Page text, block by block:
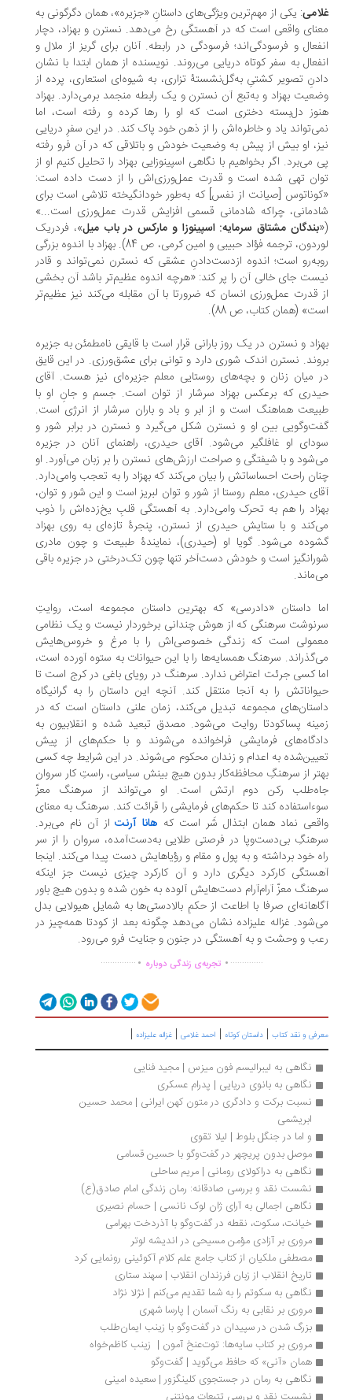
: یکی از مهم‌ترین ویژگی‌های داستانِ «جزیره»، همان دگرگونی به
واقعی است که در آهستگی رخ می‌دهد. نسترن و بهزاد، دچار
و فرسودگی‌‌اند؛ فرسودگی در رابطه. آنان برای گریز از ملال و
به سفر کوتاه دریایی می‌روند. نویسنده از همان ابتدا با نشان
تصویر کشتیِ به‌گل‌نشستۀ تزاری، به شیوه‌ای استعاری، پرده از
بهزاد و به‌تبع آن نسترن و یک رابطه منجمد برمی‌دارد. بهزاد
دل‌بسته دختری است که او را رها کرده و رفته است، اما
یاد و خاطره‌اش را از ذهن خود پاک کند. در این سفرِ دریایی
او بیش از پیش به وضعیت خودش و باتلاقی که در آن فرو رفته
می‌برد. اگر بخواهیم با نگاهی اسپینوزایی بهزاد را تحلیل کنیم او از
تهی شده است و قدرت عمل‌ورزی‌اش را از دست داده است:
[صیانت از نفس] که به‌طور خودانگیخته تلاشی است برای
چراکه شادمانی قسمی افزایش قدرت عمل‌ورزی است...»
بندگان مشتاق سرمایه: اسپینوزا و مارکس در باب میل»، فردریک
لوردون، ترجمه فؤاد حبیبی و امین کرمی، ص 84). بهزاد با اندوه بزرگی
است؛ اندوه از‌دست‌دادنِ عشقی که نسترن نمی‌تواند و قادر
جای خالی آن را پر کند: «هرچه اندوه عظیم‌تر باشد آن بخشی
قدرت عمل‌ورزی انسان که ضرورتا با آن مقابله می‌کند نیز عظیم‌تر
(همان کتاب، ص 88).
و نسترن در یک روز بارانی قرار است با قایقی نامطمئن به جزیره
نسترن اندک شوری دارد و توانی برای عشق‌ورزی. در این قایق
میان زنان و بچه‌های روستایی معلم جزیره‌ای نیز هست. آقای
که برعکس بهزاد سرشار از توان است. جسم و جانِ او با
هماهنگ است و از ابر و باد و باران سرشار از انرژی است.
بین او و نسترن شکل می‌گیرد و نسترن در برابر شور و
او غافلگیر می‌شود. آقای حیدری، راهنمای آنان در جزیره
و با شیفتگی و صراحت ارز‌ش‌های نسترن را بر زبان می‌آورد. او
راحت احساساتش را بیان می‌کند که بهزاد را به تعجب وامی‌دارد.
حیدری، معلم روستا از شور و توان لبریز است و این شور و توان،
را هم به تحرک وامی‌‌دارد. به آهستگی قلبِ یخ‌زده‌اش را ذوب
و با ستایش حیدری از نسترن، پنجرۀ تازه‌ای به روی بهزاد
می‌شود. گویا او (حیدری)، نمایندۀ طبیعت و چون مادری
است و خودش دست‌آخر تنها چون تک‌درختی در جزیره باقی
داستان «دادرسی» که بهترین داستان مجموعه است، روایتِ
سرهنگی که از هوش چندانی برخوردار نیست و یک نظامی
است که زندگی خصوصی‌اش را با مرغ و خروس‌هایش
سرهنگ همسایه‌ها را با این حیوانات به ستوه آورده است،
کسی جرئت اعتراض ندارد. سرهنگ در رویای باغی در کرج است تا
را به آنجا منتقل کند. آنچه این داستان را به گرانیگاه
مجموعه تبدیل می‌کند، زمان علنی داستان است که در
پساکودتا روایت می‌شود. مصدق تبعید شده و انقلابیون به
فرمایشی فراخوانده می‌شوند و با حکم‌های از پیش
به اعدام و زندان محکوم می‌شوند. در این شرایط چه کسی
از سرهنگِ محافظه‌کار بدون هیچ بینش سیاسی، راستِ کار سروان
رکن دوم ارتش است. او می‌تواند از سرهنگ معزّ
کند تا حکم‌های فرمایشی را قرائت کند. سرهنگ به معنای
نماد همان ابتذال شَر است کههانا آرنتاز آن نام می‌برد.
بی‌دست‌وپا در فرصتی طلایی به‌دست‌آمده، سروان را از سر
خود برداشته و به پول و مقام و رؤیاهایش دست پیدا می‌کند. اینجا
کارکرد دیگری دارد و آن کارکرد چیزی نیست جز اینکه
معزّ آرام‌آرام دست‌هایش آلوده به خون شده و بدون هیچ باور
صرفا با اطاعت از حکمِ بالادستی‌ها به شمایل هیولایی بدل
غزاله علیزاده نشان می‌دهد چگونه بعد از کودتا همه‌چیز در
و وحشت و به آهستگی در جنون و جنایت فرو می‌رود.
................تجربه‌ی زندگی دوباره ...............
و نقد کتاب|داستان کوتاه|احمد غلامی|غزاله علیزاده|
نگاهی به لیبرالیسم فون میزس | مجید فنایی
نگاهی به بانوی دریایی | پدرام عسکری
ابریشمی
و اما در جنگل بلوط | لیلا تقوی
موصل بدون پریچهر در گفت‌وگو با حسین قسامی
نگاهی به دراکولای رومانی | مریم ساحلی
نشست نقد و بررسی صادقانه: رمان زندگی امام صادق(ع)
نگاهی اجمالی به آرای ژان لوک نانسی | حسام نصیری
خیانت، سکوت، نقطه در گفت‌وگو با آذردخت بهرامی
مروری بر آزادی مؤمن مسیحی در اندیشه لوتر
مصطفی ملکیان از کتاب جامع علم کلام آکوئینی رونمایی کرد
تاریخ انقلاب از زبان فرزندان انقلاب | سهند ستاری
نگاهی به سکوتم را به شما تقدیم می‌کنم | نژلا نژاد
مروری بر نقابی به رنگ آسمان | پارسا شهری
بزرگ شدن در سپیدان در گفت‌وگو با زینب ایمان‌طلب
مروری بر کتاب سایه‌ها: توت‌عنخ‌ آمون |  زینب کاظم‌خواه
همان «آنی» که حافظ می‌گوید | گفت‌وگو
نگاهی به رمان در جستجوی کلینگزور | سعیده امینی